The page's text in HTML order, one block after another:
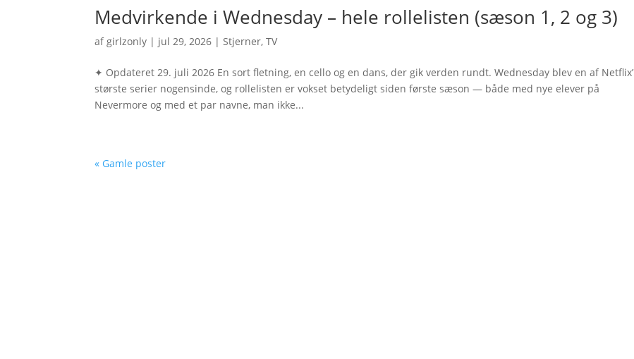
Medvirkende i Wednesday – hele rollelisten (sæson 1, 2 og 3)
afgirlzonly | jul 29, 2026 |Stjerner,TV
✦ Opdateret 29. juli 2026 En sort fletning, en cello og en dans, der gik verden rundt. Wednesday blev en af Netflix’
største serier nogensinde, og rollelisten er vokset betydeligt siden første sæson — både med nye elever på
Nevermore og med et par navne, man ikke...
« Gamle poster